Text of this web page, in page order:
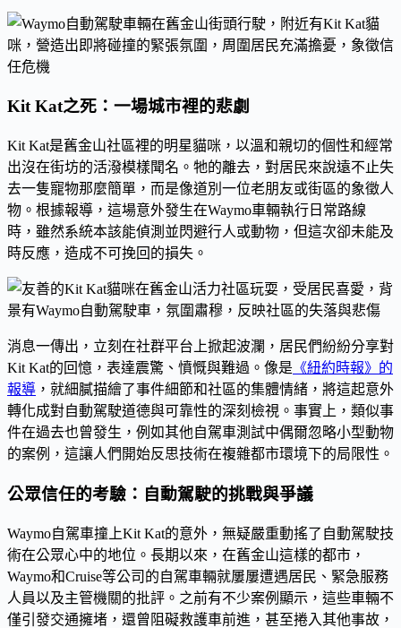
Kit Kat之死：一場城市裡的悲劇
Kit Kat是舊金山社區裡的明星貓咪，以溫和親切的個性和經常
出沒在街坊的活潑模樣聞名。牠的離去，對居民來說遠不止失
去一隻寵物那麼簡單，而是像道別一位老朋友或街區的象徵人
物。根據報導，這場意外發生在Waymo車輛執行日常路線
時，雖然系統本該能偵測並閃避行人或動物，但這次卻未能及
時反應，造成不可挽回的損失。
消息一傳出，立刻在社群平台上掀起波瀾，居民們紛紛分享對
Kit Kat的回憶，表達震驚、憤慨與難過。像是 《紐約時報》的
報導 ，就細膩描繪了事件細節和社區的集體情緒，將這起意外
轉化成對自動駕駛道德與可靠性的深刻檢視。事實上，類似事
件在過去也曾發生，例如其他自駕車測試中偶爾忽略小型動物
的案例，這讓人們開始反思技術在複雜都市環境下的局限性。
公眾信任的考驗：自動駕駛的挑戰與爭議
Waymo自駕車撞上Kit Kat的意外，無疑嚴重動搖了自動駕駛技
術在公眾心中的地位。長期以來，在舊金山這樣的都市，
Waymo和Cruise等公司的自駕車輛就屢屢遭遇居民、緊急服務
人員以及主管機關的批評。之前有不少案例顯示，這些車輛不
僅引發交通擁堵，還曾阻礙救護車前進，甚至捲入其他事故，